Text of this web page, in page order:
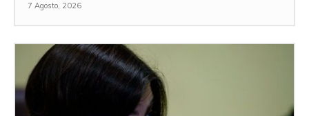
7 Agosto, 2026